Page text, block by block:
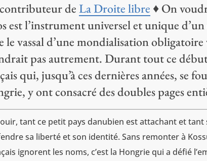
deLa Droite libre ♦ On
est l’instrument universel et unique
le vassal d’une mondialisation
pas autrement. Durant tout ce
qui, jusqu’à ces dernières années, se
y ont consacré des doubles pages
tant ce petit pays danubien est attachant et
sa liberté et son identité. Sans remonter à
ignorent les noms, c’est la Hongrie qui a défié